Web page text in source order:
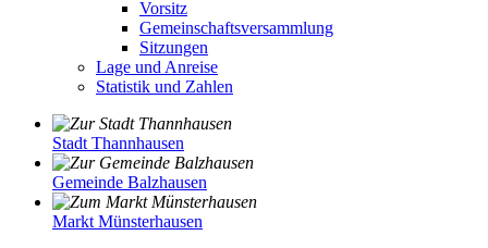
Vorsitz
Gemeinschaftsversammlung
Sitzungen
Lage und Anreise
Statistik und Zahlen
Stadt Thannhausen
Gemeinde Balzhausen
Markt Münsterhausen